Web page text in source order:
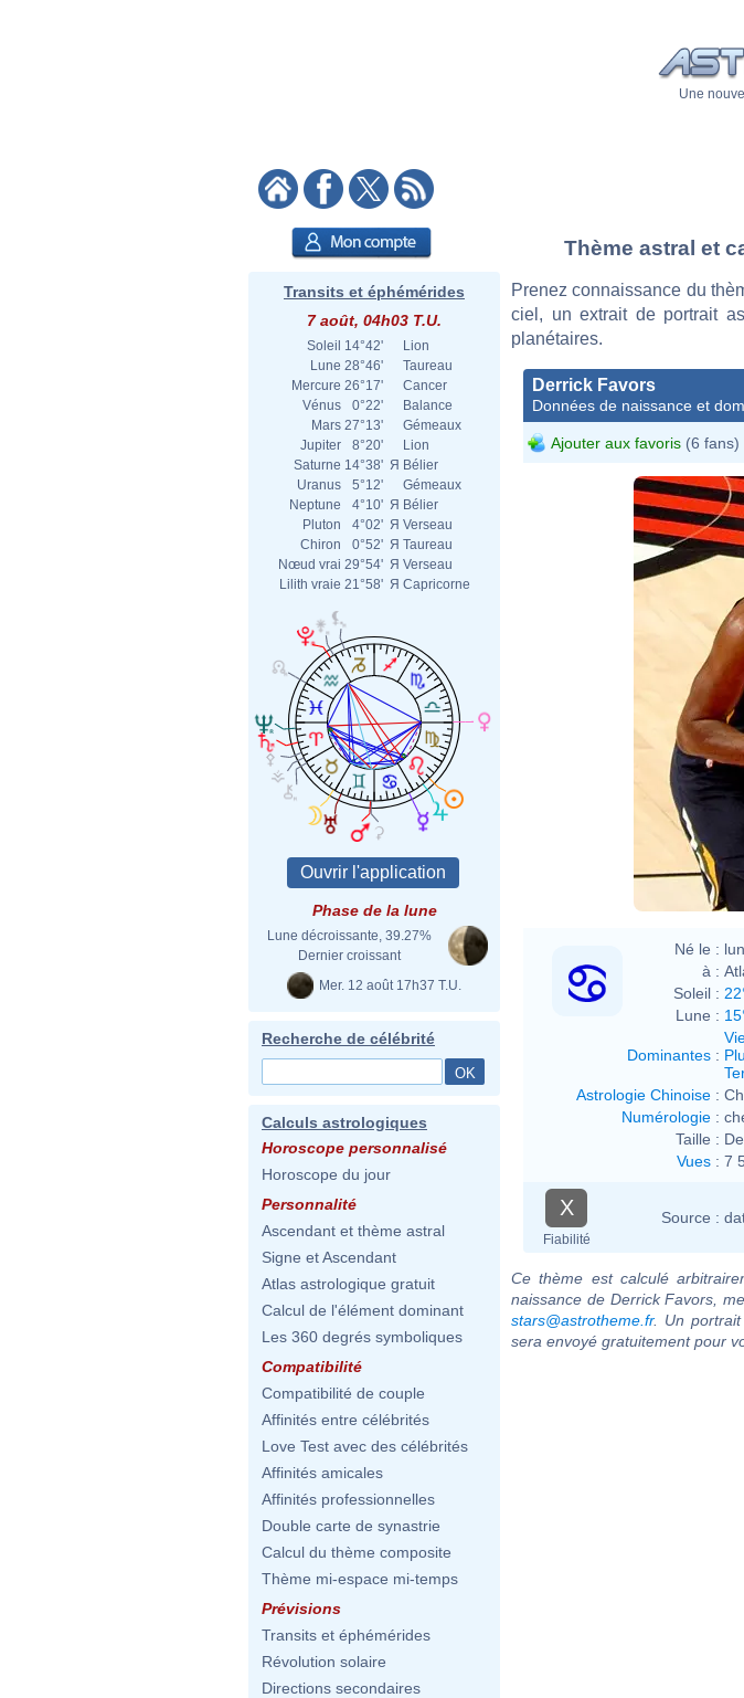
Une
Transits et éphémérides
7 août, 04h03 T.U.
Soleil 14°42'
Lion
Lune 28°46'
Taureau
Mercure 26°17'
Cancer
Vénus
0°22'
Balance
Mars 27°13'
Gémeaux
Jupiter
8°20'
Lion
Saturne 14°38' Я Bélier
Uranus
5°12'
Gémeaux
Neptune
4°10' Я Bélier
Pluton
4°02' Я Verseau
Chiron
0°52' Я Taureau
Nœud vrai 29°54' Я Verseau
Lilith vraie 21°58' Я Capricorne
Phase de la lune
Lune décroissante, 39.27%
Dernier croissant
Mer. 12 août 17h37 T.U.
Recherche de célébrité
Calculs astrologiques
Horoscope personnalisé
Horoscope du jour
Personnalité
Ascendant et thème astral
Signe et Ascendant
Atlas astrologique gratuit
Calcul de l'élément dominant
Les 360 degrés symboliques
Compatibilité
Compatibilité de couple
Affinités entre célébrités
Love Test avec des célébrités
Affinités amicales
Affinités professionnelles
Double carte de synastrie
Calcul du thème composite
Thème mi-espace mi-temps
Prévisions
Transits et éphémérides
Révolution solaire
Directions secondaires
Thème astral et
Prenez connaissance du
ciel, un extrait de portrait
planétaires.
Derrick Favors
Données de naissance et
Ajouter aux favoris (6 fans)
Né le :
à :
Soleil :
Lune :
Dominantes :
Astrologie Chinoise :
Numérologie :
Taille :
Vues : 7
X
Fiabilité
Source :
Ce thème est calculé
naissance de Derrick Favors,
stars@astrotheme.fr. Un
sera envoyé gratuitement pour